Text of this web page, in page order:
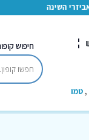
השינה
,טמו
חיפוש